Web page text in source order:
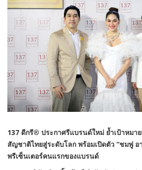
137 ดีกรี® ประกาศรีแบรนด์ใหม่ ย้ำเป้าหม
สัญชาติไทยสู่ระดับโลก พร้อมเปิดตัว “ชมพู่ อ
พรีเซ็นเตอร์คนแรกของแบรนด์